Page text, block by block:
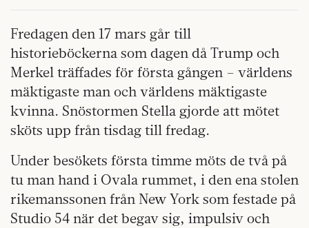
Fredagen den 17 mars går till
historieböckerna som dagen då Trump och
Merkel träffades för första gången – världens
mäktigaste man och världens mäktigaste
kvinna. Snöstormen Stella gjorde att mötet
sköts upp från tisdag till fredag.
Under besökets första timme möts de två på
tu man hand i Ovala rummet, i den ena stolen
rikemanssonen från New York som festade på
Studio 54 när det begav sig, impulsiv och